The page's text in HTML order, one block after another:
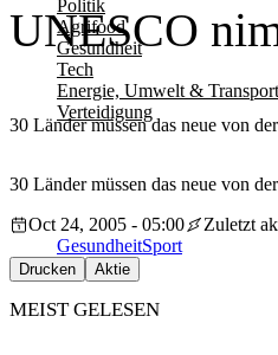
Politik
Agrifood
Gesundheit
Tech
Energie, Umwelt & Transport
Verteidigung
UNESCO
30 Länder müssen das neue von
30 Länder müssen das neue von
Oct 24, 2005 - 05:00
Zuletzt
GesundheitSport
Drucken Aktie
MEIST GELESEN